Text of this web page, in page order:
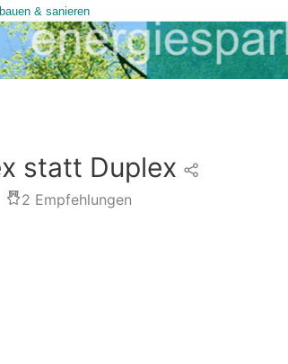
statt Duplex
2 Empfehlungen